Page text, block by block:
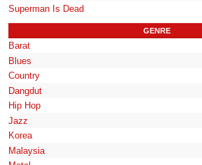
Superman Is Dead
GENRE
Barat
Blues
Country
Dangdut
Hip Hop
Jazz
Korea
Malaysia